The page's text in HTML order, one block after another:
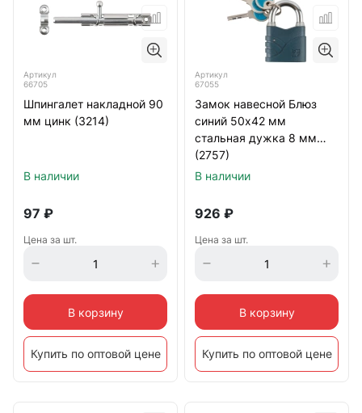
Артикул
66705
Шпингалет накладной 90
мм цинк (3214)
В наличии
97 ₽
Цена за шт.
В корзину
Купить по оптовой цене
Артикул
67055
Замок навесной Блюз
синий 50х42 мм
стальная дужка 8 мм
(2757)
В наличии
926 ₽
Цена за шт.
В корзину
Купить по оптовой цене